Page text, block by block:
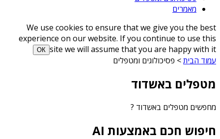
מאמרים
We use cookies to ensure that we give you the best
experience on our website. If you continue to use this
site we will assume that you are happy with it
ОК
עמוד הבית> פסיכולוגים ומטפלים
מטפלים באשדוד
מחפשים מטפלים באשדוד ?
חיפוש חכם באמצעות AI